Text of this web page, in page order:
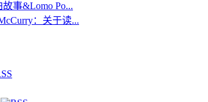
事&Lomo Po...
：关于读...